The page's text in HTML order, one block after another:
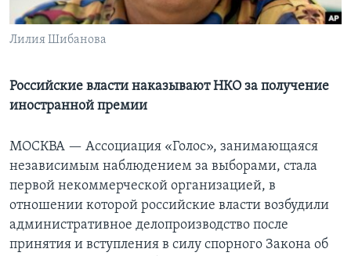
Learning English
Языки
Лилия Шибанова
Российские власти наказывают НКО за получение
иностранной премии
МОСКВА — Ассоциация «Голос», занимающаяся
независимым наблюдением за выборами, стала
первой некоммерческой организацией, в
отношении которой российские власти возбудили
административное делопроизводство после
принятия и вступления в силу спорного Закона об